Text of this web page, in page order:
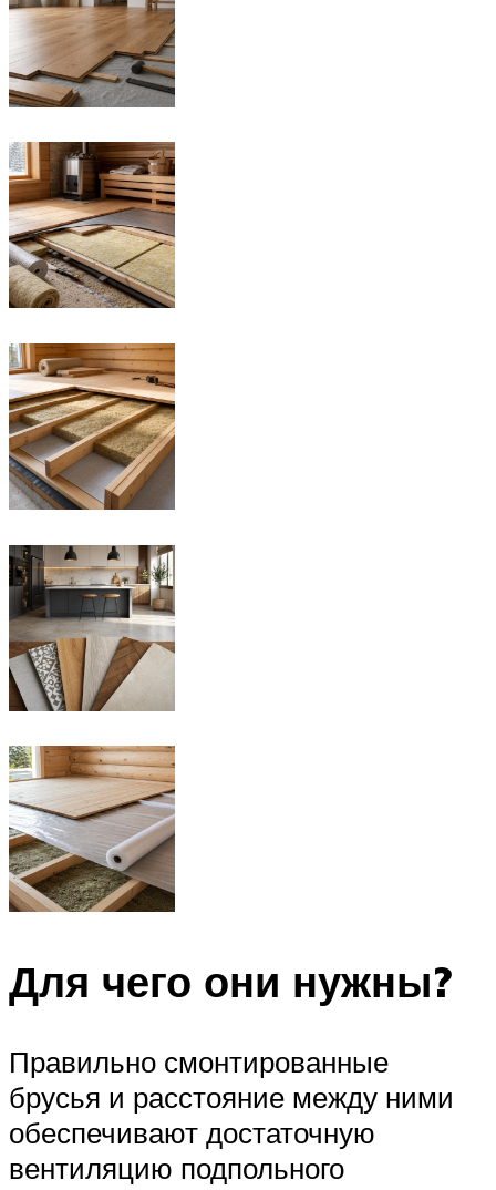
Для чего они нужны?
Правильно смонтированные
брусья и расстояние между ними
обеспечивают достаточную
вентиляцию подпольного